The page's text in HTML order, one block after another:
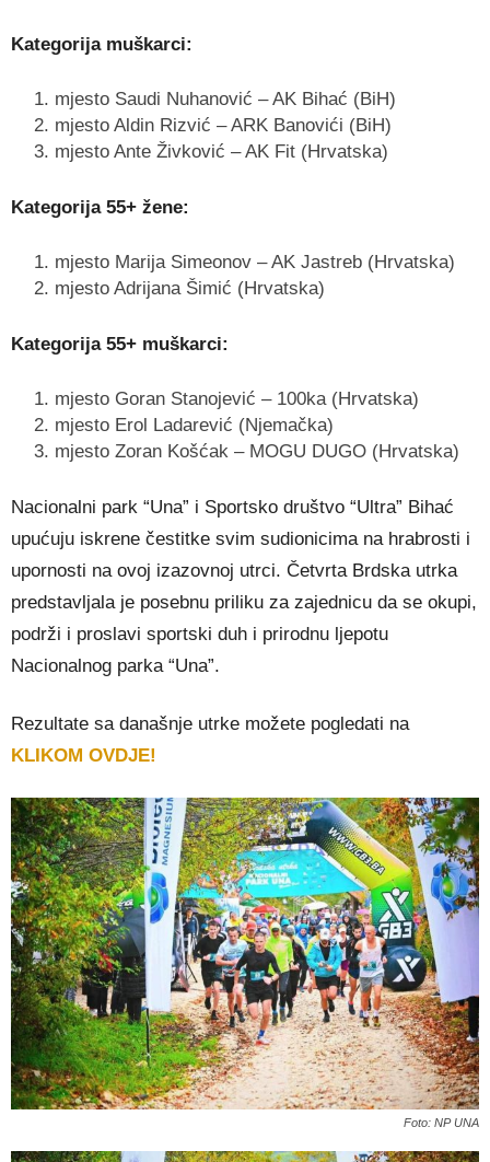
Kategorija muškarci:
mjesto Saudi Nuhanović – AK Bihać (BiH)
mjesto Aldin Rizvić – ARK Banovići (BiH)
mjesto Ante Živković – AK Fit (Hrvatska)
Kategorija 55+ žene:
mjesto Marija Simeonov – AK Jastreb (Hrvatska)
mjesto Adrijana Šimić (Hrvatska)
Kategorija 55+ muškarci:
mjesto Goran Stanojević – 100ka (Hrvatska)
mjesto Erol Ladarević (Njemačka)
mjesto Zoran Košćak – MOGU DUGO (Hrvatska)
Nacionalni park “Una” i Sportsko društvo “Ultra” Bihać
upućuju iskrene čestitke svim sudionicima na hrabrosti i
upornosti na ovoj izazovnoj utrci. Četvrta Brdska utrka
predstavljala je posebnu priliku za zajednicu da se okupi,
podrži i proslavi sportski duh i prirodnu ljepotu
Nacionalnog parka “Una”.
Rezultate sa današnje utrke možete pogledati na
KLIKOM OVDJE!
Foto: NP UNA